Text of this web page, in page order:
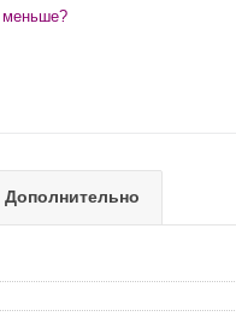
меньше?
Дополнительно